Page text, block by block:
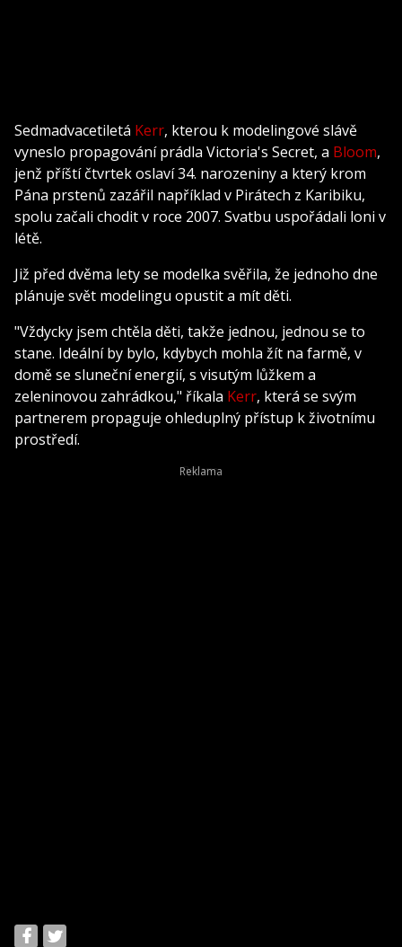
Sedmadvacetiletá Kerr, kterou k modelingové slávě
vyneslo propagování prádla Victoria's Secret, a Bloom,
jenž příští čtvrtek oslaví 34. narozeniny a který krom
Pána prstenů zazářil například v Pirátech z Karibiku,
spolu začali chodit v roce 2007. Svatbu uspořádali loni v
létě.
Již před dvěma lety se modelka svěřila, že jednoho dne
plánuje svět modelingu opustit a mít děti.
"Vždycky jsem chtěla děti, takže jednou, jednou se to
stane. Ideální by bylo, kdybych mohla žít na farmě, v
domě se sluneční energií, s visutým lůžkem a
zeleninovou zahrádkou," říkala Kerr, která se svým
partnerem propaguje ohleduplný přístup k životnímu
prostředí.